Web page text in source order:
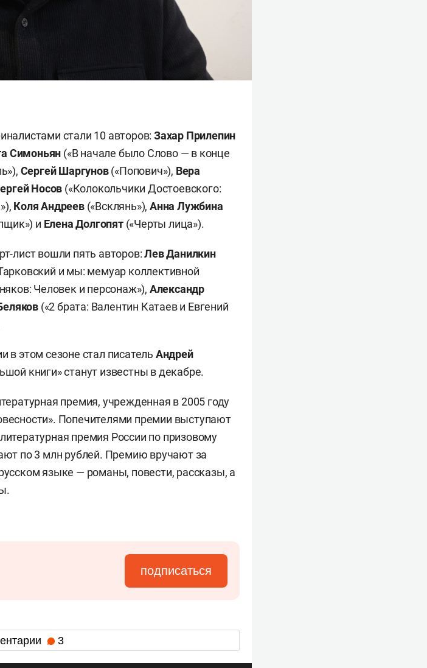
стали 10 авторов: Захар Прилепин
Симоньян («В начале было Слово — в конце
Сергей Шаргунов(«Попович»), Вера
Носов («Колокольчики Достоевского:
Коля Андреев(«Всклянь»),Анна Лужбина
и Елена Долгопят(«Черты лица»).
лист вошли пять авторов:Лев Данилкин
и мы: мемуар коллективной
Человек и персонаж»), Александр
(«2 брата: Валентин Катаев и Евгений
в этом сезоне стал писатель Андрей
книги» станут известны в декабре.
премия, учрежденная в 2005 году
Попечителями премии выступают
премия России по призовому
по 3 млн рублей. Премию вручают за
языке — романы, повести, рассказы, а
подписаться
3